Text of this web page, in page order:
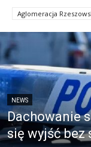
Aglomeracja
NEWS
Dachowanie
się wyjść bez